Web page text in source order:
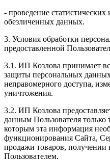
- проведение
обезличенных данных.
3. Условия обработки
предоставленной
3.1. ИП Козлова принимает
защиты персональных
неправомерного доступа,
уничтожения.
3.2. ИП Козлова
данным Пользователя
которым эта информация
функционирования Сайта,
продажи товаров, получении
Пользователем.